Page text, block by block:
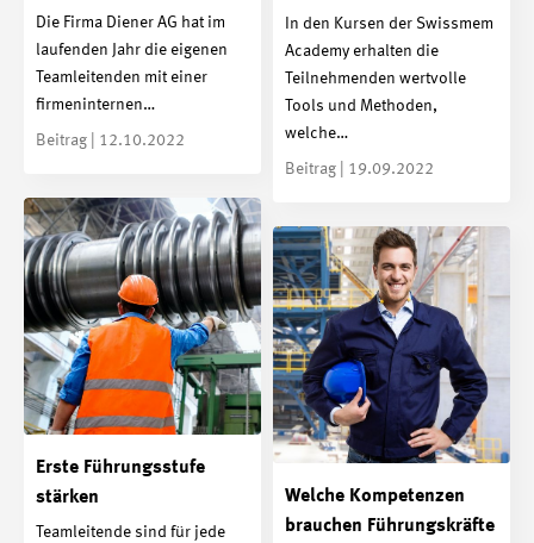
Die Firma Diener AG hat im
laufenden Jahr die eigenen
Teamleitenden mit einer
firmeninternen…
Beitrag | 12.10.2022
In den Kursen der Swissmem
Academy erhalten die
Teilnehmenden wertvolle
Tools und Methoden,
welche…
Beitrag | 19.09.2022
Erste Führungsstufe
stärken
Teamleitende sind für jede
Welche Kompetenzen
brauchen Führungskräfte